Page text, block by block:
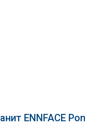
ENNFACE